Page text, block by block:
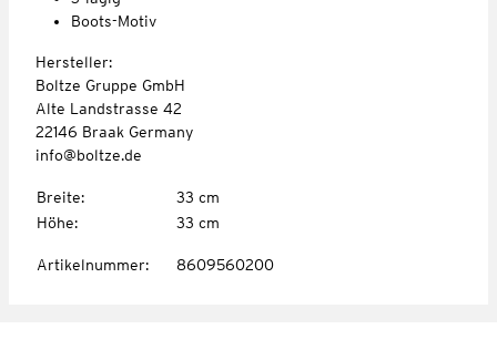
Boots-Motiv
Hersteller:
Boltze Gruppe GmbH
Alte Landstrasse 42
22146 Braak Germany
info@boltze.de
Breite:
33 cm
Höhe: 33 cm
Artikelnummer: 8609560200